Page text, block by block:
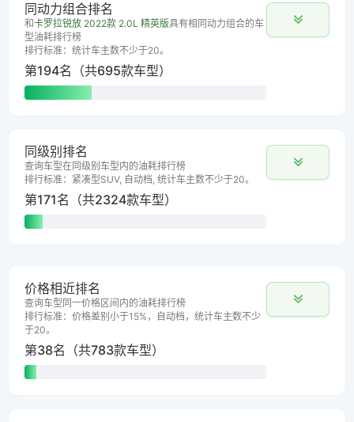
同动力组合排名
和卡罗拉锐放 2022款 2.0L 精英版具有相同动力组合的车
型油耗排行榜
排行标准：统计车主数不少于20。
第194名（共695款车型）
同级别排名
查询车型在同级别车型内的油耗排行榜
排行标准：紧凑型SUV, 自动档, 统计车主数不少于20。
第171名（共2324款车型）
价格相近排名
查询车型同一价格区间内的油耗排行榜
排行标准：价格差别小于15%，自动档，统计车主数不少
于20。
第38名（共783款车型）